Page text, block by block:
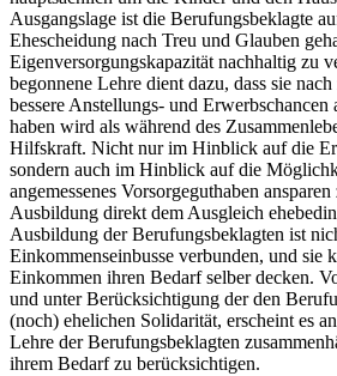
Ausgangslage ist die Berufungsbeklagte
Ehescheidung nach Treu und Glauben
Eigenversorgungskapazität nachhaltig zu
begonnene Lehre dient dazu, dass sie
bessere Anstellungs- und
haben wird als während des
Hilfskraft. Nicht nur im Hinblick auf die
sondern auch im Hinblick auf die
angemessenes Vorsorgeguthaben
Ausbildung direkt dem Ausgleich
Ausbildung der Berufungsbeklagten ist
Einkommenseinbusse verbunden, und sie
Einkommen ihren Bedarf selber decken.
und unter Berücksichtigung der den
(noch) ehelichen Solidarität, erscheint es
Lehre der Berufungsbeklagten
ihrem Bedarf zu berücksichtigen.